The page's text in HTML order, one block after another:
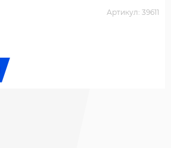
Артикул: 39611